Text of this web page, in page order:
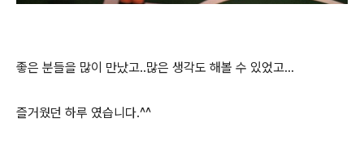
좋은 분들을 많이 만났고..많은 생각도 해볼 수 있었고...
즐거웠던 하루 였습니다.^^